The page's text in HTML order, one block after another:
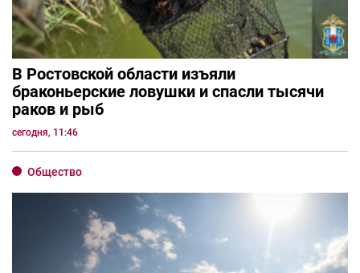
В Ростовской области изъяли
браконьерские ловушки и спасли тысячи
раков и рыб
сегодня, 11:46
Общество